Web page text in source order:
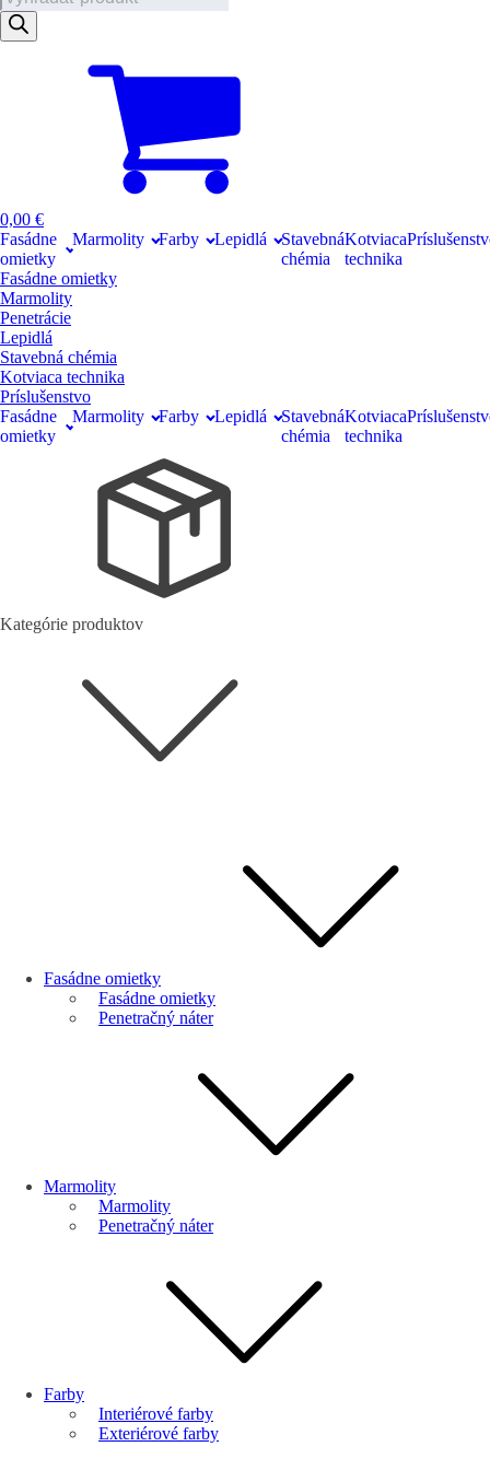
search
0,00 €
Fasádne
omietky
Marmolity Farby Lepidlá
Stavebná
chémia
Kotviaca
technika
Fasádne omietky
Marmolity
Penetrácie
Lepidlá
Stavebná chémia
Kotviaca technika
Príslušenstvo
Fasádne
omietky
Marmolity Farby Lepidlá
Stavebná
chémia
Kotviaca
technika
Kategórie produktov
Fasádne omietky
Fasádne omietky
Penetračný náter
Marmolity
Marmolity
Penetračný náter
Farby
Interiérové farby
Exteriérové farby